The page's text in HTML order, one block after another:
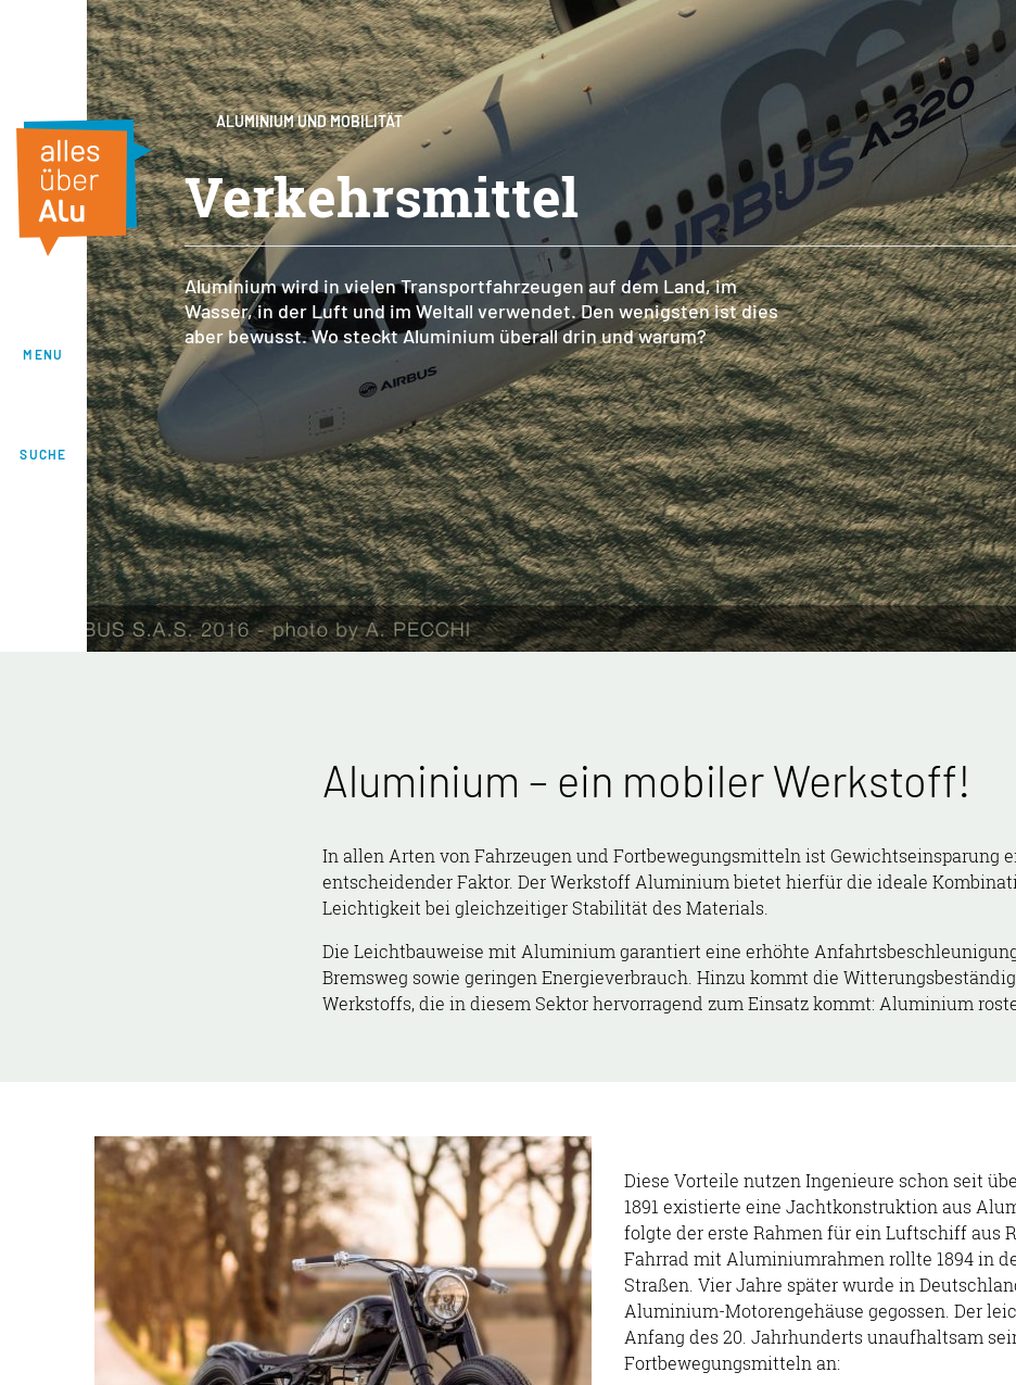
MENU
SUCHE
ALUMINIUM UND MOBILITÄT
Verkehrsmittel
Aluminium wird in vielen Transportfahrzeugen auf dem Land, im
Wasser, in der Luft und im Weltall verwendet. Den wenigsten ist dies
aber bewusst. Wo steckt Aluminium überall drin und warum?
Aluminium – ein mobiler Werkstoff!
In allen Arten von Fahrzeugen und Fortbewegungsmitteln ist Gewichtseinsparung
entscheidender Faktor. Der Werkstoff Aluminium bietet hierfür die ideale
Leichtigkeit bei gleichzeitiger Stabilität des Materials.
Die Leichtbauweise mit Aluminium garantiert eine erhöhte
Bremsweg sowie geringen Energieverbrauch. Hinzu kommt die
Werkstoffs, die in diesem Sektor hervorragend zum Einsatz kommt: Aluminium
Diese Vorteile nutzen Ingenieure schon seit
1891 existierte eine Jachtkonstruktion aus
folgte der erste Rahmen für ein Luftschiff aus
Fahrrad mit Aluminiumrahmen rollte 1894 in
Straßen. Vier Jahre später wurde in
Aluminium-Motorengehäuse gegossen. Der
Anfang des 20. Jahrhunderts unaufhaltsam
Fortbewegungsmitteln an: